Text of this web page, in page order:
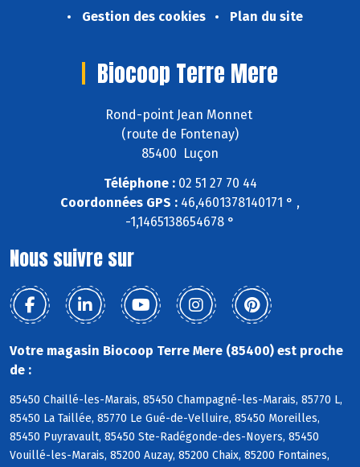
Gestion des cookies
Plan du site
Biocoop Terre Mere
Rond-point Jean Monnet
(route de Fontenay)
85400 Luçon
Téléphone :02 51 27 70 44
Coordonnées GPS : 46,4601378140171 ° ,
-1,1465138654678 °
Nous suivre sur
Votre magasin Biocoop Terre Mere (85400) est proche
de :
85450 Chaillé-les-Marais, 85450 Champagné-les-Marais, 85770 L,
85450 La Taillée, 85770 Le Gué-de-Velluire, 85450 Moreilles,
85450 Puyravault, 85450 Ste-Radégonde-des-Noyers, 85450
Vouillé-les-Marais, 85200 Auzay, 85200 Chaix, 85200 Fontaines,